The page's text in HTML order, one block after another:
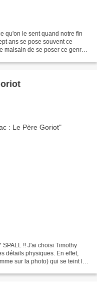
qu'on le sent quand notre fin
ans se pose souvent ce
malsain de se poser ce genre
SPALL !! J'ai choisi Timothy
détails physiques. En effet,
sur la photo) qui se teint les